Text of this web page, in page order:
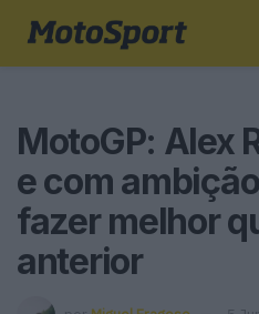
MotoGP: Alex
e com
fazer melhor
anterior